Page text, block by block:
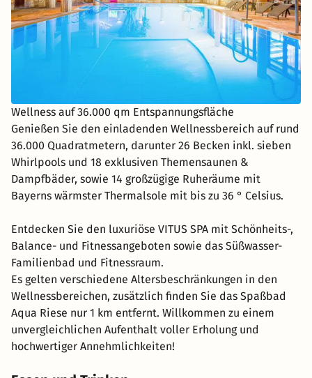
Wellness auf 36.000 qm Entspannungsfläche
Genießen Sie den einladenden Wellnessbereich auf rund
36.000 Quadratmetern, darunter 26 Becken inkl. sieben
Whirlpools und 18 exklusiven Themensaunen &
Dampfbäder, sowie 14 großzügige Ruheräume mit
Bayerns wärmster Thermalsole mit bis zu 36 ° Celsius.
Entdecken Sie den luxuriöse VITUS SPA mit Schönheits-,
Balance- und Fitnessangeboten sowie das Süßwasser-
Familienbad und Fitnessraum.
Es gelten verschiedene Altersbeschränkungen in den
Wellnessbereichen, zusätzlich finden Sie das Spaßbad
Aqua Riese nur 1 km entfernt. Willkommen zu einem
unvergleichlichen Aufenthalt voller Erholung und
hochwertiger Annehmlichkeiten!